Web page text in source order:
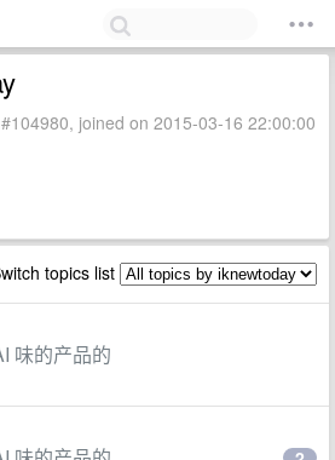
joined on 2015-03-16 22:00:00
topics list
味的产品的